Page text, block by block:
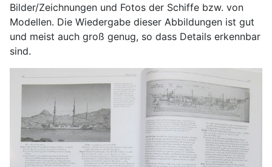
Bilder/Zeichnungen und Fotos der Schiffe bzw. von
Modellen. Die Wiedergabe dieser Abbildungen ist gut
und meist auch groß genug, so dass Details erkennbar
sind.